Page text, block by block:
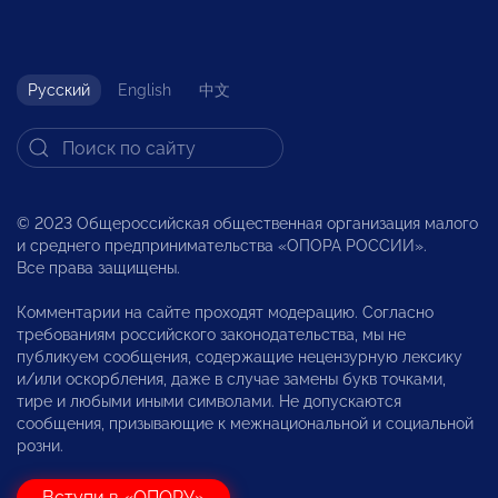
Русский English 中文
© 2023 Общероссийская общественная организация малого
и среднего предпринимательства «ОПОРА РОССИИ».
Все права защищены.
Комментарии на сайте проходят модерацию. Согласно
требованиям российского законодательства, мы не
публикуем сообщения, содержащие нецензурную лексику
и/или оскорбления, даже в случае замены букв точками,
тире и любыми иными символами. Не допускаются
сообщения, призывающие к межнациональной и социальной
розни.